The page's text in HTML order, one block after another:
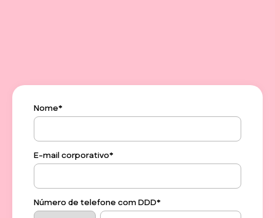
Nome*
E-mail corporativo*
Número de telefone com DDD*